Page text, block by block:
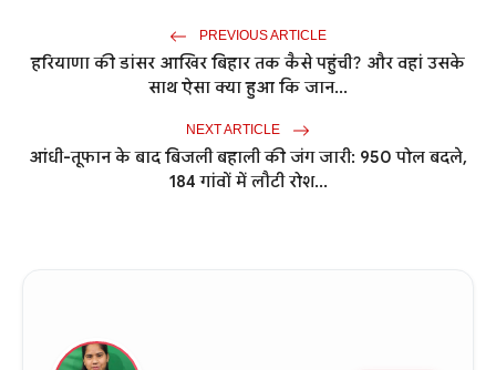
PREVIOUS ARTICLE
हरियाणा की डांसर आखिर बिहार तक कैसे पहुंची? और वहां उसके
साथ ऐसा क्या हुआ कि जान...
NEXT ARTICLE
आंधी-तूफान के बाद बिजली बहाली की जंग जारी: 950 पोल बदले,
184 गांवों में लौटी रोश...